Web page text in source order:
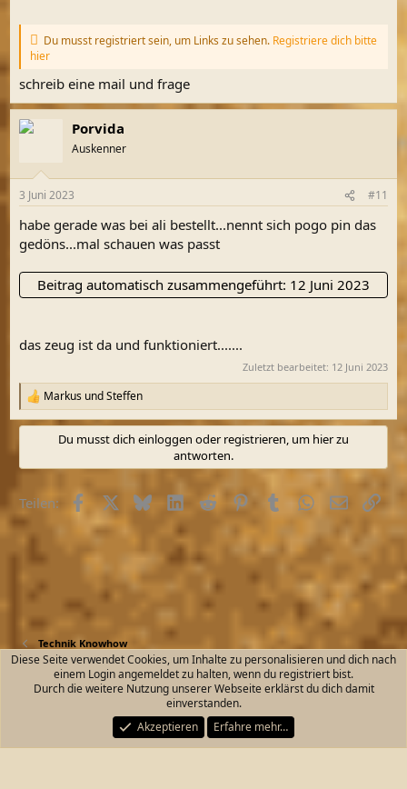
Du musst registriert sein, um Links zu sehen. Registriere dich bitte
hier
schreib eine mail und frage
Porvida
Auskenner
3 Juni 2023 #11
habe gerade was bei ali bestellt...nennt sich pogo pin das
gedöns...mal schauen was passt
Beitrag automatisch zusammengeführt: 12 Juni 2023
das zeug ist da und funktioniert.......
Zuletzt bearbeitet: 12 Juni 2023
R
e
a
i
n
e
Markus undSteffen
Du musst dich einloggen oder registrieren, um hier zu
antworten.
Teilen: FacebookX (Twitter)
BlueskyLinkedInRedditPinterest
TumblrWhatsApp
E-MailLink
Technik Knowhow
Kontakt Nutzungsbedingungen
Datenschutz
Start
R
S
Community platform by XenForo® © 2010-2026 XenForo Ltd.
Diese Seite verwendet Cookies, um Inhalte zu personalisieren und dich nach
einem Login angemeldet zu halten, wenn du registriert bist.
Durch die weitere Nutzung unserer Webseite erklärst du dich damit
einverstanden.
Akzeptieren
Erfahre mehr…